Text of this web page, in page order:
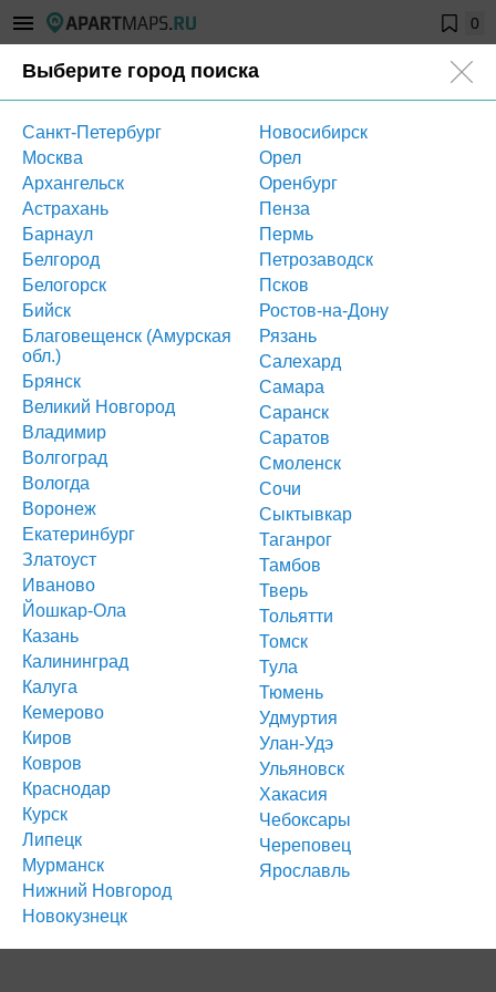
0
Улан-Удэ
Апартаменты в Улан-Удэ
Смотреть все объекты
Площадь, м Цена, руб./м
Все районы
Все типы объектов
Все станции
Расширенный поиск
Подобрать
Мероприятия
Теперь у Вас есть возможность анонсировать мероприятия по
теме инвестиционной недвижимости на сайте Apartmaps.ru
Информацию присылайте по почте:info@apartmaps.ru
Выберите город поиска
Санкт-Петербург
Москва
Архангельск
Астрахань
Барнаул
Белгород
Белогорск
Бийск
Благовещенск (Амурская
обл.)
Брянск
Великий Новгород
Владимир
Волгоград
Вологда
Воронеж
Екатеринбург
Златоуст
Иваново
Йошкар-Ола
Казань
Калининград
Калуга
Кемерово
Киров
Ковров
Краснодар
Курск
Липецк
Мурманск
Нижний Новгород
Новокузнецк
Новосибирск
Орел
Оренбург
Пенза
Пермь
Петрозаводск
Псков
Ростов-на-Дону
Рязань
Салехард
Самара
Саранск
Саратов
Смоленск
Сочи
Сыктывкар
Таганрог
Тамбов
Тверь
Тольятти
Томск
Тула
Тюмень
Удмуртия
Улан-Удэ
Ульяновск
Хакасия
Чебоксары
Череповец
Ярославль